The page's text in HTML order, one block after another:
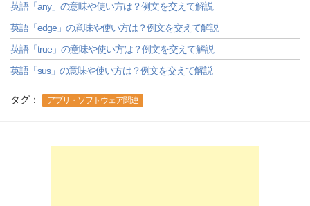
英語「any」の意味や使い方は？例文を交えて解説
英語「edge」の意味や使い方は？例文を交えて解説
英語「true」の意味や使い方は？例文を交えて解説
英語「sus」の意味や使い方は？例文を交えて解説
タグ： アプリ・ソフトウェア関連